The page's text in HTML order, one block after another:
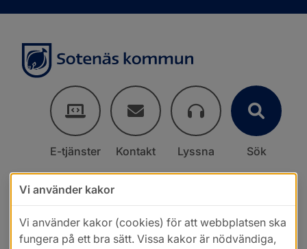
E-tjänster Kontakt Lyssna Sök
Vi använder kakor
Vi använder kakor (cookies) för att webbplatsen ska
fungera på ett bra sätt. Vissa kakor är nödvändiga,